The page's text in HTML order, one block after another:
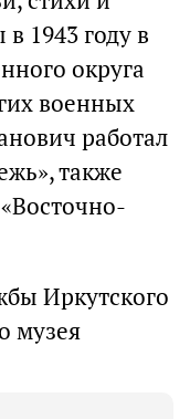
1943 году в
округа
военных
работал
также
Иркутского
музея